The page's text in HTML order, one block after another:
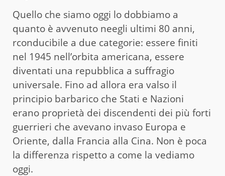
Quello che siamo oggi lo dobbiamo a
quanto è avvenuto neegli ultimi 80 anni,
rconducibile a due categorie: essere finiti
nel 1945 nell’orbita americana, essere
diventati una repubblica a suffragio
universale. Fino ad allora era valso il
principio barbarico che Stati e Nazioni
erano proprietà dei discendenti dei più forti
guerrieri che avevano invaso Europa e
Oriente, dalla Francia alla Cina. Non è poca
la differenza rispetto a come la vediamo
oggi.